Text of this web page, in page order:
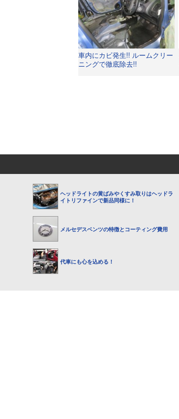
車内にカビ発生!! ルームクリー
ニングで徹底除去!!
ヘッドライトの黄ばみやくすみ取りはヘッドラ
イトリファインで新品同様に！
メルセデスベンツの特徴とコーティング費用
代車にも心を込める！